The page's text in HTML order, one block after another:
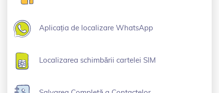
Aplicația de localizare WhatsApp
Localizarea schimbării cartelei SIM